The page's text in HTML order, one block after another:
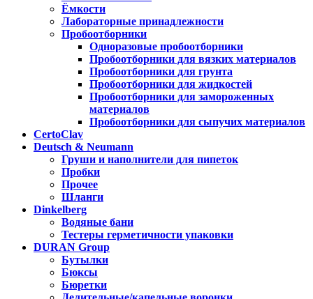
Ёмкости
Лабораторные принадлежности
Пробоотборники
Одноразовые пробоотборники
Пробоотборники для вязких материалов
Пробоотборники для грунта
Пробоотборники для жидкостей
Пробоотборники для замороженных
материалов
Пробоотборники для сыпучих материалов
CertoClav
Deutsch & Neumann
Груши и наполнители для пипеток
Пробки
Прочее
Шланги
Dinkelberg
Водяные бани
Тестеры герметичности упаковки
DURAN Group
Бутылки
Бюксы
Бюретки